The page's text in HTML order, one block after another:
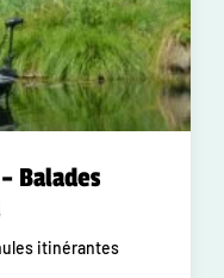
Balades
itinérantes